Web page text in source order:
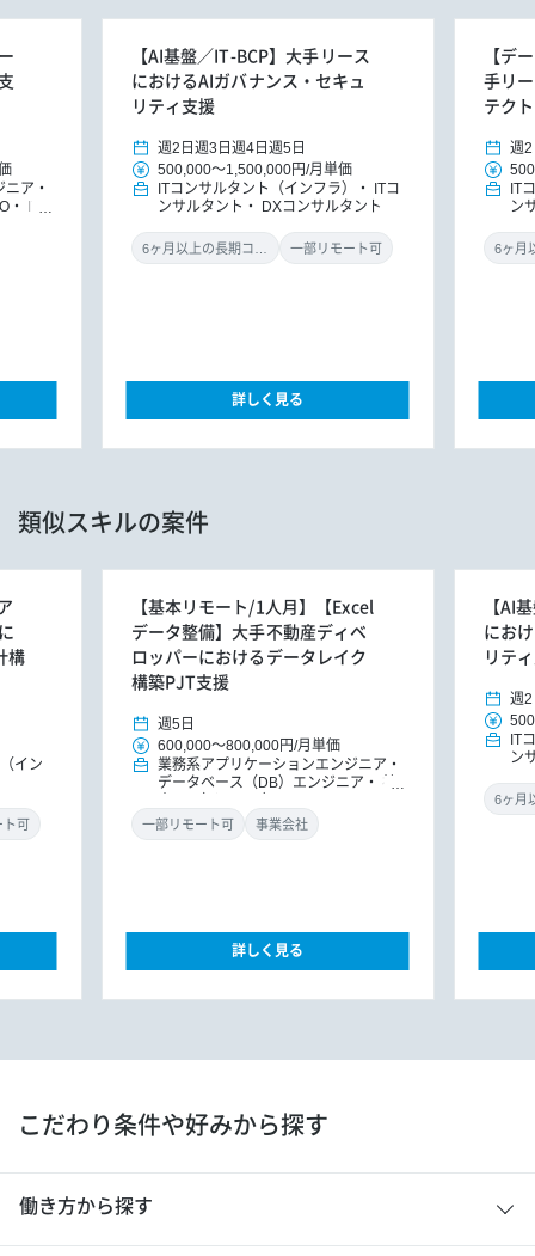
ニア
【AI基盤／IT-BCP】大手リース
におけるAIガバナンス・セキュ
リティ支援
週2日 週3日 週4日 週5日
500,000～1,500,000円/月単価
ITコンサルタント（インフラ）
ITコ
ンサルタント
DXコンサルタント
一部リモート可
詳しく見る
【デ
手リ
テク
週2
IT
ン
類似スキルの案件
構
イン
ト可
【基本リモート/1人月】【Excel
データ整備】大手不動産ディベ
ロッパーにおけるデータレイク
構築PJT支援
週5日
600,000～800,000円/月単価
業務系アプリケーションエンジニア
データベース（DB）エンジニア
一部リモート可 事業会社
詳しく見る
【AI
にお
リテ
週2
IT
ン
こだわり条件や好みから探す
働き方から探す